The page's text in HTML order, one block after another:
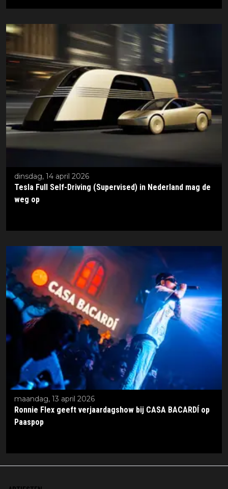
Tesla Full Self-Driving (Supervised) in Nederland mag de
weg op
dinsdag, 14 april 2026
Ronnie Flex geeft verjaardagshow bij CASA BACARDÍ op
Paaspop
maandag, 13 april 2026